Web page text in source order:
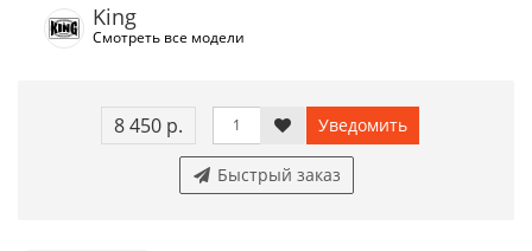
King
Смотреть все модели
8 450 р. Уведомить
Быстрый заказ